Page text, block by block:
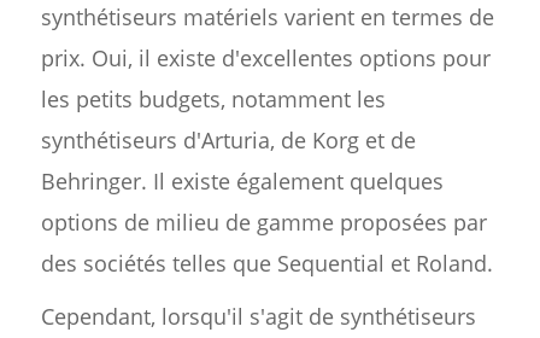
synthétiseurs matériels varient en termes de
prix. Oui, il existe d'excellentes options pour
les petits budgets, notamment les
synthétiseurs d'Arturia, de Korg et de
Behringer. Il existe également quelques
options de milieu de gamme proposées par
des sociétés telles que Sequential et Roland.
Cependant, lorsqu'il s'agit de synthétiseurs